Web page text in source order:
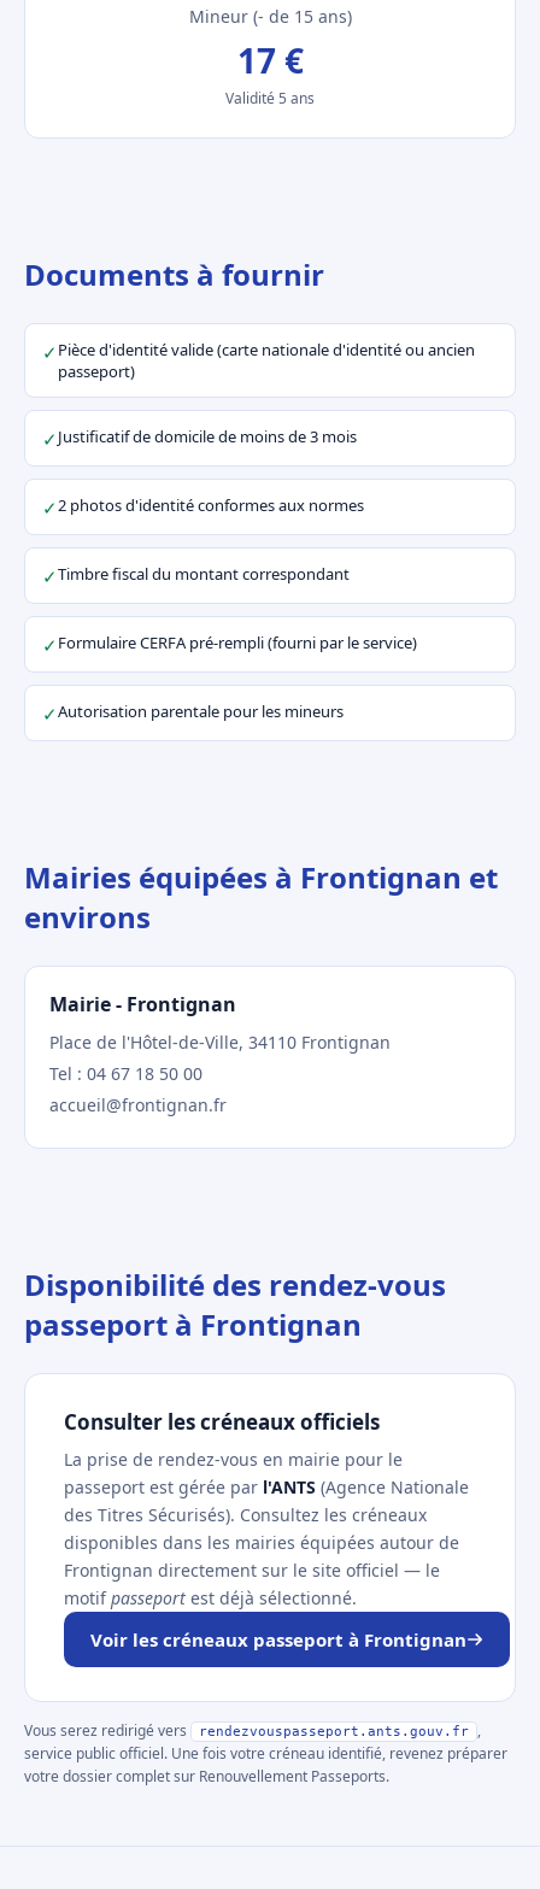
Mineur (- de 15 ans)
17 €
Validité 5 ans
Documents à fournir
✓ Pièce d'identité valide (carte nationale d'identité ou ancien
passeport)
✓Justificatif de domicile de moins de 3 mois
✓2 photos d'identité conformes aux normes
✓Timbre fiscal du montant correspondant
✓ Formulaire CERFA pré-rempli (fourni par le service)
✓Autorisation parentale pour les mineurs
Mairies équipées à Frontignan et
environs
Mairie - Frontignan
Place de l'Hôtel-de-Ville, 34110 Frontignan
Tel : 04 67 18 50 00
accueil@frontignan.fr
Disponibilité des rendez-vous
passeport à Frontignan
Consulter les créneaux officiels
La prise de rendez-vous en mairie pour le
passeport est gérée par l'ANTS (Agence Nationale
des Titres Sécurisés). Consultez les créneaux
disponibles dans les mairies équipées autour de
Frontignan directement sur le site officiel — le
motifpasseport est déjà sélectionné.
Voir les créneaux passeport à Frontignan
Vous serez redirigé vers rendezvouspasseport.ants.gouv.fr
,
service public officiel. Une fois votre créneau identifié, revenez préparer
votre dossier complet sur Renouvellement Passeports.